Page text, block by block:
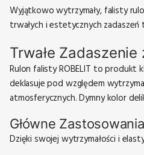
Wyjątkowo wytrzymały, falisty
trwałych i estetycznych
Trwałe
Rulon falisty ROBELIT to produkt
deklasuje pod względem
atmosferycznych. Dymny kolor
Główne Zastosowania
Dzięki swojej wytrzymałości i